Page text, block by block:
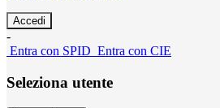
-
Entra con SPID Entra con CIE
Seleziona utente